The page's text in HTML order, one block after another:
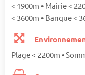
< 1900m • Mairie <
< 3600m • Banque <
Plage < 2200m •